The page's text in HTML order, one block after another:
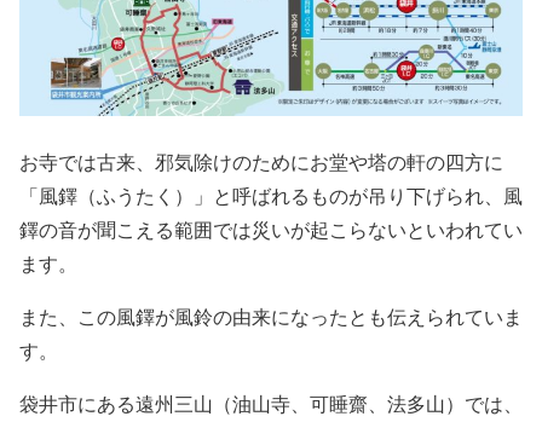
お寺では古来、邪気除けのためにお堂や塔の軒の四方に
「風鐸（ふうたく）」と呼ばれるものが吊り下げられ、風
鐸の音が聞こえる範囲では災いが起こらないといわれてい
ます。
また、この風鐸が風鈴の由来になったとも伝えられていま
す。
袋井市にある遠州三山（油山寺、可睡齋、法多山）では、